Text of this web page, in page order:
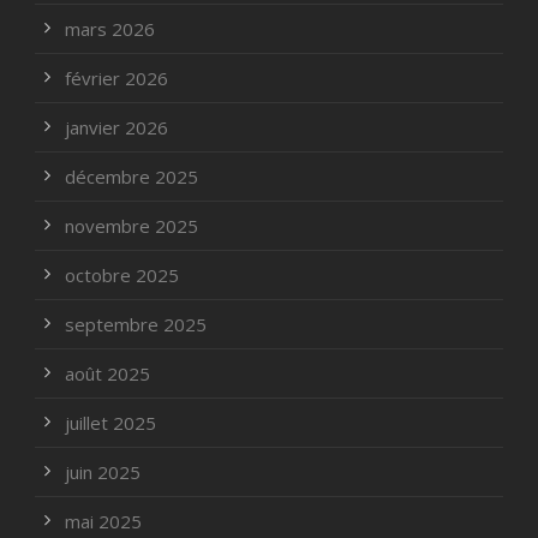
mars 2026
février 2026
janvier 2026
décembre 2025
novembre 2025
octobre 2025
septembre 2025
août 2025
juillet 2025
juin 2025
mai 2025